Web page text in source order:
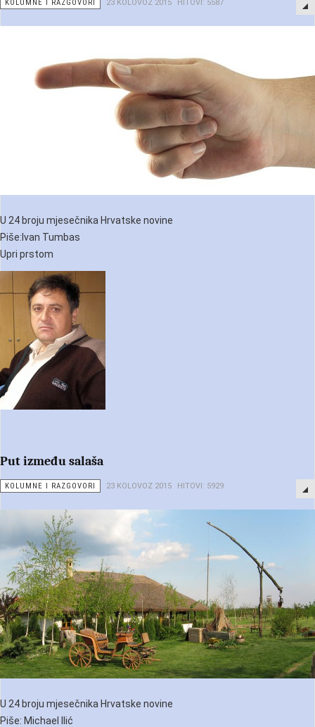
KOLUMNE I RAZGOVORI 23 KOLOVOZ 2015 HITOVI: 5587
U 24 broju mjesečnika Hrvatske novine
Piše:Ivan Tumbas
Upri prstom
Put između salaša
KOLUMNE I RAZGOVORI 23 KOLOVOZ 2015 HITOVI: 5929
U 24 broju mjesečnika Hrvatske novine
Piše: Michael Ilić